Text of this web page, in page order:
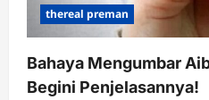
thereal preman
Bahaya Mengumbar
Begini Penjelasannya!